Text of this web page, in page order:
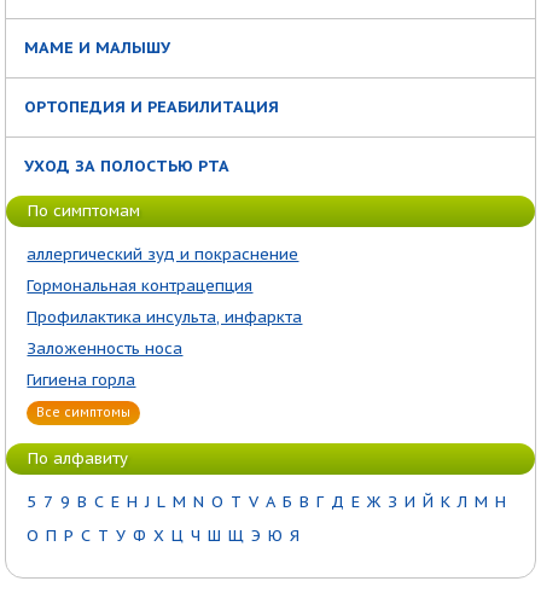
МАМЕ И МАЛЫШУ
ОРТОПЕДИЯ И РЕАБИЛИТАЦИЯ
УХОД ЗА ПОЛОСТЬЮ РТА
По симптомам
аллергический зуд и покраснение
Гормональная контрацепция
Профилактика инсульта, инфаркта
Заложенность носа
Гигиена горла
Все симптомы
По алфавиту
5 7 9 B C E H J L M N O T V А Б В Г Д Е Ж З И Й К Л М Н
О П Р С Т У Ф Х Ц Ч Ш Щ Э Ю Я